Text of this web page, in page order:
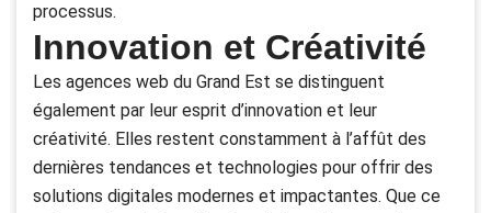
processus.
Innovation et Créativité
Les agences web du Grand Est se distinguent
également par leur esprit d’innovation et leur
créativité. Elles restent constamment à l’affût des
dernières tendances et technologies pour offrir des
solutions digitales modernes et impactantes. Que ce